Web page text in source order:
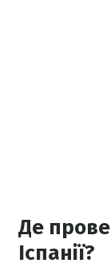
Де
Іспанії?